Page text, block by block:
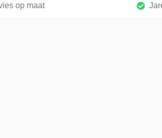
op maat